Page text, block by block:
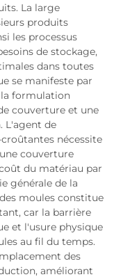
La large
produits
les processus
de stockage,
dans toutes
se manifeste par
la formulation
couverture et une
L'agent de
nécessite
couverture
du matériau par
générale de la
moules constitue
car la barrière
et l'usure physique
au fil du temps.
des
améliorant